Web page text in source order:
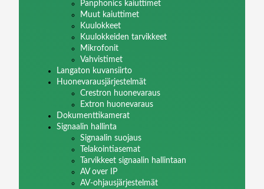
Panphonics kaiuttimet
Muut kaiuttimet
Kuulokkeet
Kuulokkeiden tarvikkeet
Mikrofonit
Vahvistimet
Langaton kuvansiirto
Huonevarausjärjestelmät
Crestron huonevaraus
Extron huonevaraus
Dokumenttikamerat
Signaalin hallinta
Signaalin suojaus
Telakointiasemat
Tarvikkeet signaalin hallintaan
AV over IP
AV-ohjausjärjestelmät